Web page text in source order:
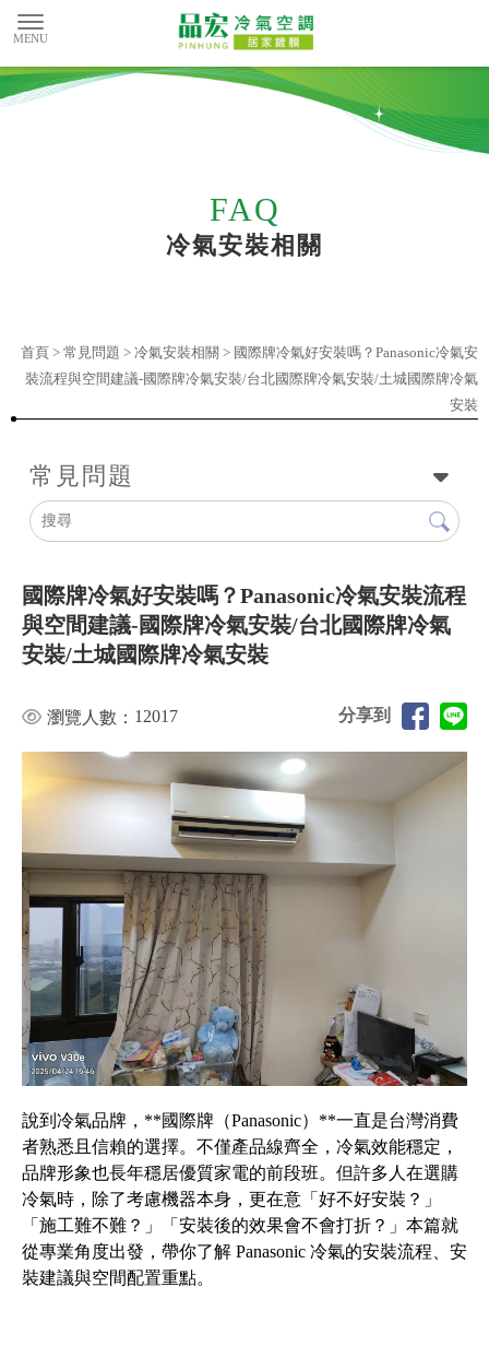
冷氣安裝相關
首頁 > 常見問題 > 冷氣安裝相關 > 國際牌冷氣好安裝嗎？Panasonic冷氣安
裝流程與空間建議-國際牌冷氣安裝/台北國際牌冷氣安裝/土城國際牌冷氣
安裝
常見問題
國際牌冷氣好安裝嗎？Panasonic冷氣安裝流程
與空間建議-國際牌冷氣安裝/台北國際牌冷氣
安裝/土城國際牌冷氣安裝
分享到
瀏覽人數： 12017
說到冷氣品牌，**國際牌（Panasonic）**一直是台灣消費
者熟悉且信賴的選擇。不僅產品線齊全，冷氣效能穩定，
品牌形象也長年穩居優質家電的前段班。但許多人在選購
冷氣時，除了考慮機器本身，更在意「好不好安裝？」
「施工難不難？」「安裝後的效果會不會打折？」本篇就
從專業角度出發，帶你了解 Panasonic 冷氣的安裝流程、安
裝建議與空間配置重點。